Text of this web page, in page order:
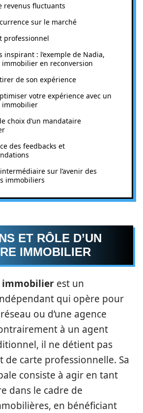
revenus fluctuants
sur le marché
professionnel
inspirant : l’exemple de Nadia,
en reconversion
de son expérience
votre expérience avec un
immobilier
choix d’un mandataire
des feedbacks et
sur l’avenir des
immobiliers
ET RÔLE D’UN
IMMOBILIER
immobilier est un
qui opère pour
ou d’une agence
à un agent
il ne détient pas
de carte professionnelle. Sa
consiste à agir en tant
dans le cadre de
en bénéficiant